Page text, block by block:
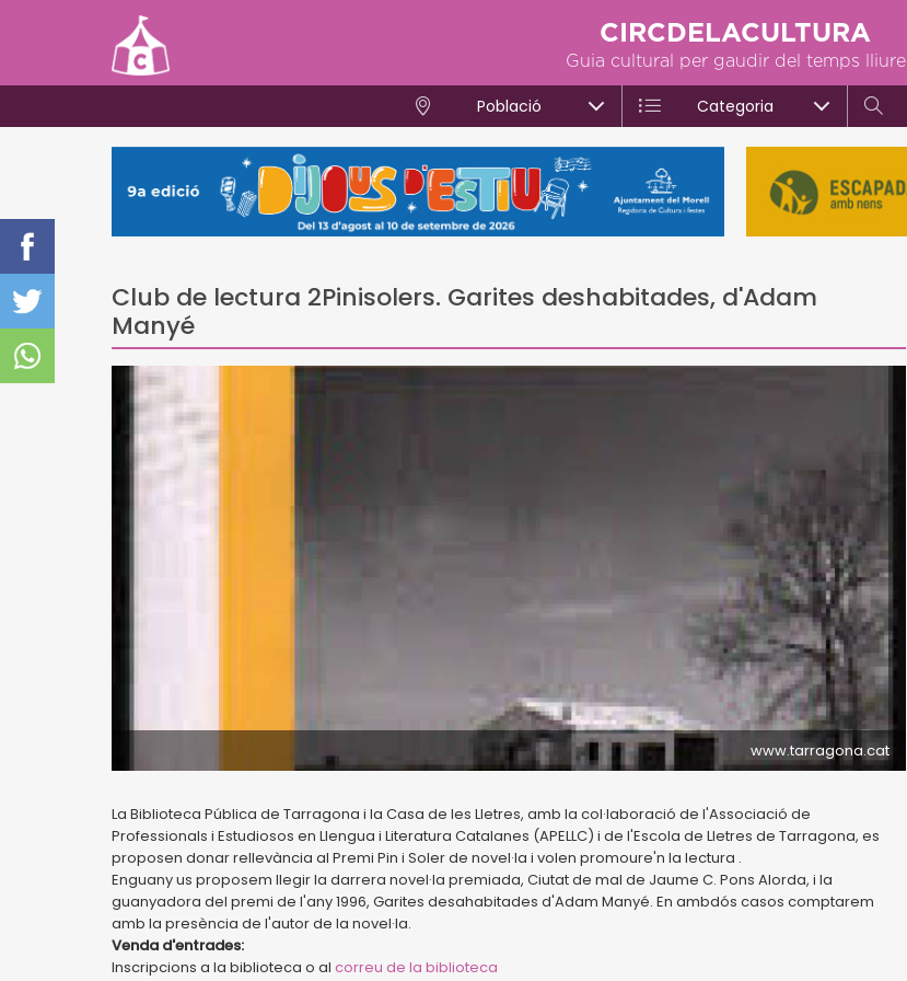
CIRCDELACULTURA
Guia cultural per gaudir del temps lliure
Població Categoria
Club de lectura 2Pinisolers. Garites deshabitades, d'Adam
Manyé
www.tarragona.cat
La Biblioteca Pública de Tarragona i la Casa de les Lletres, amb la col·laboració de l'Associació de
Professionals i Estudiosos en Llengua i Literatura Catalanes (APELLC) i de l'Escola de Lletres de Tarragona, es
proposen donar rellevància al Premi Pin i Soler de novel·la i volen promoure'n la lectura .
Enguany us proposem llegir la darrera novel·la premiada, Ciutat de mal de Jaume C. Pons Alorda, i la
guanyadora del premi de l'any 1996, Garites desahabitades d'Adam Manyé. En ambdós casos comptarem
amb la presència de l'autor de la novel·la.
Venda d'entrades:
Inscripcions a la biblioteca o al correu de la biblioteca